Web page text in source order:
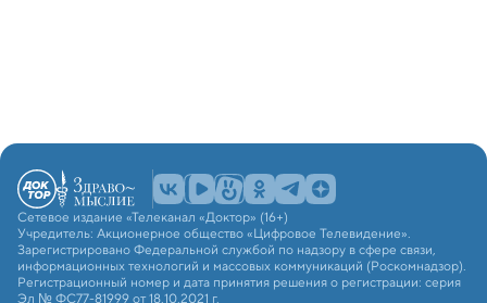
Сетевое издание «Телеканал «Доктор» (16+)
Учредитель: Акционерное общество «Цифровое Телевидение».
Зарегистрировано Федеральной службой по надзору в сфере связи,
информационных технологий и массовых коммуникаций (Роскомнадзор).
Регистрационный номер и дата принятия решения о регистрации: серия
Эл № ФС77-81999 от 18.10.2021 г.